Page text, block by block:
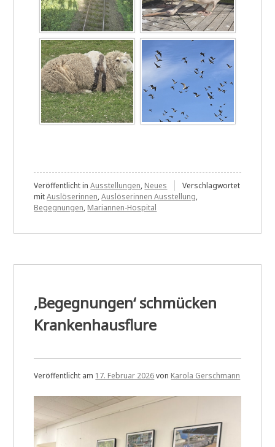
Veröffentlicht inAusstellungen, Neues
Verschlagwortet
mitAuslöserinnen,Auslöserinnen Ausstellung,
Begegnungen, Mariannen-Hospital
‚Begegnungen‘ schmücken
Krankenhausflure
Veröffentlicht am 17. Februar 2026von Karola Gerschmann